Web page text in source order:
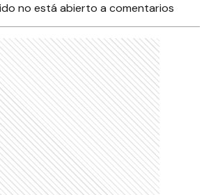
no está abierto a comentarios